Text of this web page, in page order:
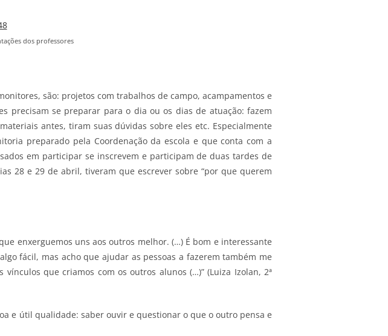
dos professores
são: projetos com trabalhos de campo, acampamentos e
precisam se preparar para o dia ou os dias de atuação: fazem
antes, tiram suas dúvidas sobre eles etc. Especialmente
preparado pela Coordenação da escola e que conta com a
em participar se inscrevem e participam de duas tardes de
28 e 29 de abril, tiveram que escrever sobre “por que querem
enxerguemos uns aos outros melhor. (…) É bom e interessante
fácil, mas acho que ajudar as pessoas a fazerem também me
que criamos com os outros alunos (…)” (Luiza Izolan, 2ª
e útil qualidade: saber ouvir e questionar o que o outro pensa e